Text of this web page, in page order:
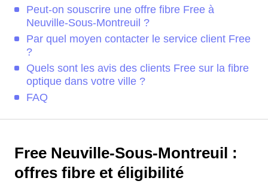
Peut-on souscrire une offre fibre Free à
Neuville-Sous-Montreuil ?
Par quel moyen contacter le service client Free
?
Quels sont les avis des clients Free sur la fibre
optique dans votre ville ?
FAQ
Free Neuville-Sous-Montreuil :
offres fibre et éligibilité